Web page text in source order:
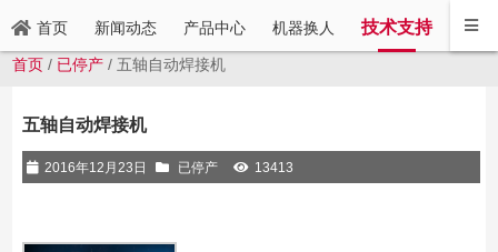
首页 新闻动态 产品中心 机器换人 技术支持 联系
首页 / 已停产 / 五轴自动焊接机
五轴自动焊接机
2016年12月23日 已停产 13413